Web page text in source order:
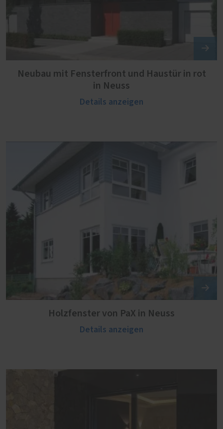
Neubau mit Fensterfront und Haustür in rot
in Neuss
Details anzeigen
Holzfenster von PaX in Neuss
Details anzeigen